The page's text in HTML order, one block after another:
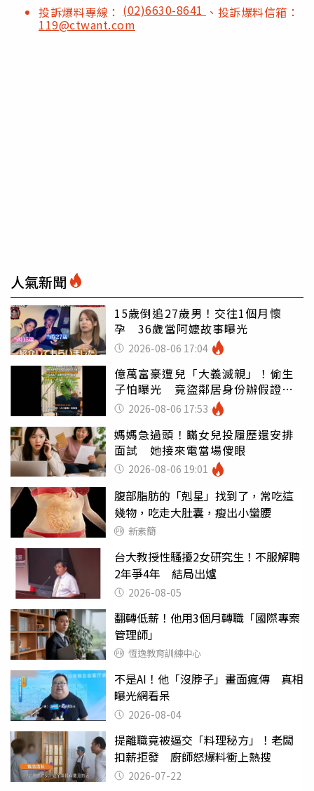
投訴爆料專線： (02)6630-8641 、投訴爆料信箱：
119@ctwant.com
人氣新聞
15歲倒追27歲男！交往1個月懷
孕 36歲當阿嬤故事曝光
2026-08-06 17:04
億萬富豪遭兒「大義滅親」！偷生
子怕曝光 竟盜鄰居身份辦假證落
戶 2026-08-06 17:53
媽媽急過頭！瞞女兒投履歷還安排
面試 她接來電當場傻眼
2026-08-06 19:01
腹部脂肪的「剋星」找到了，常吃這
幾物，吃走大肚囊，瘦出小蠻腰
新素簡
台大教授性騷擾2女研究生！不服解聘
2年爭4年 結局出爐
2026-08-05
翻轉低薪！他用3個月轉職「國際專案
管理師」
恆逸教育訓練中心
不是AI！他「沒脖子」畫面瘋傳 真相
曝光網看呆
2026-08-04
提離職竟被逼交「料理秘方」！老闆
扣薪拒發 廚師怒爆料衝上熱搜
2026-07-22